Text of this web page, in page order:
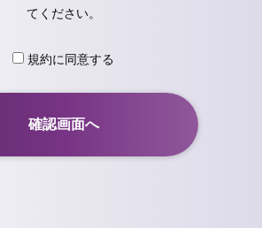
てください。
規約に同意する